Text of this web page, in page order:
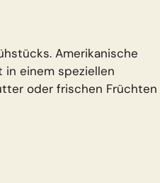
Amerikanische
in einem speziellen
oder frischen Früchten